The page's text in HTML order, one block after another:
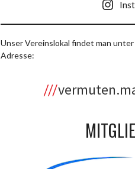
Unser Vereinslokal findet man
Adresse: